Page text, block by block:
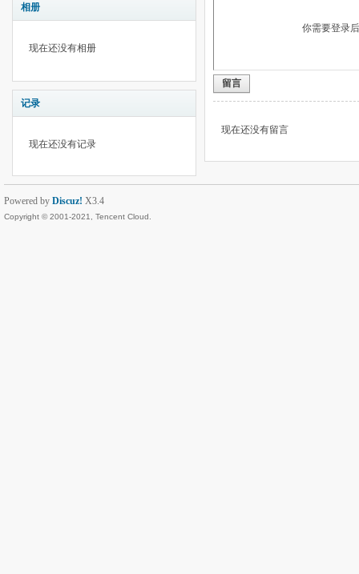
相册
现在还没有相册
记录
现在还没有记录
你需要登录
留言
现在还没有留言
Powered by Discuz! X3.4
Copyright © 2001-2021, Tencent Cloud.